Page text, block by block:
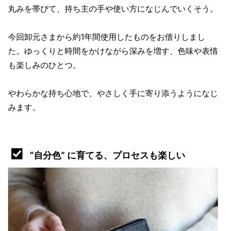
丸みを帯びて、持ち主の手や使い方になじんでいくそう。
今回卸元さまから約1年間使用したものをお借りしまし
た。ゆっくりと時間をかけながら深みを増す、色味や表情
も楽しみのひとつ。
やわらかな持ち心地で、やさしく手に寄り添うようになじ
みます。
“自分色” に育てる、プロセスも楽しい